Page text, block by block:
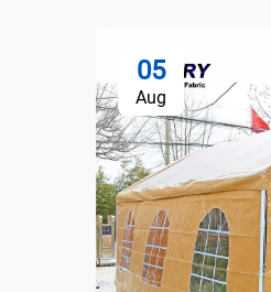
05
Aug